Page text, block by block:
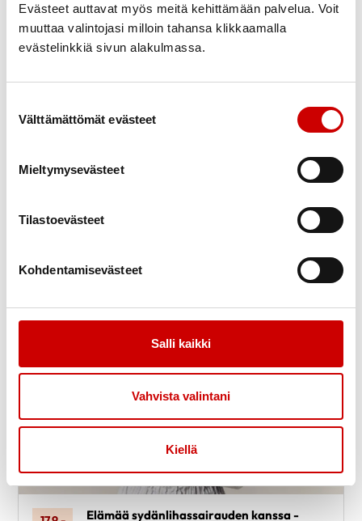
Evästeet auttavat myös meitä kehittämään palvelua. Voit
muuttaa valintojasi milloin tahansa klikkaamalla
evästelinkkiä sivun alakulmassa.
Välttämättömät evästeet
Mieltymysevästeet
Tilastoevästeet
Kohdentamisevästeet
Salli kaikki
Vahvista valintani
Kiellä
16.9.
18.9.
Elämää sydänsairauden kanssa – tunne
itsesi ja voi hyvin
Elämää sydänlihassairauden kanssa -